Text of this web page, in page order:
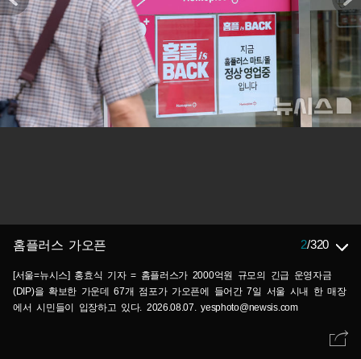
홈플러스 가오픈 2/320
[서울=뉴시스] 홍효식 기자 = 홈플러스가 2000억원 규모의 긴급 운영자금
(DIP)을 확보한 가운데 67개 점포가 가오픈에 들어간 7일 서울 시내 한 매장
에서 시민들이 입장하고 있다. 2026.08.07. yesphoto@newsis.com